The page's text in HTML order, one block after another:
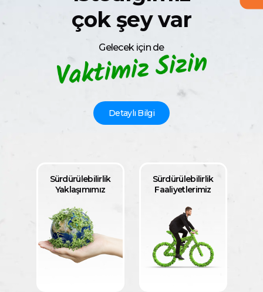
çok şey var
Gelecek için de
Detaylı Bilgi
Sürdürülebilirlik
Yaklaşımımız
Sürdürülebilirlik
Faaliyetlerimiz